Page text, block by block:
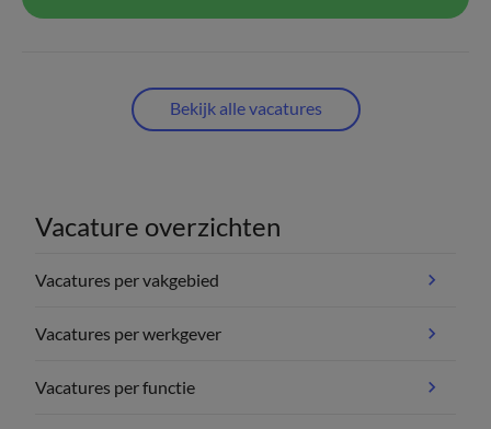
Bekijk alle vacatures
Vacature overzichten
Vacatures per vakgebied
Vacatures per werkgever
Vacatures per functie